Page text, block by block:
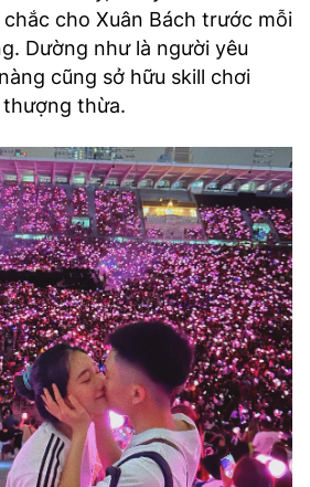
cho Xuân Bách trước mỗi
Dường như là người yêu
cũng sở hữu skill chơi
thượng thừa.